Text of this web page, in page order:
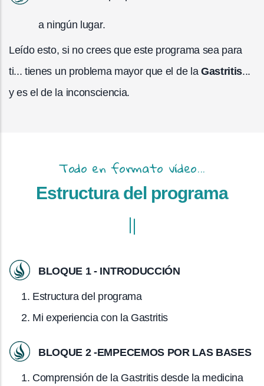
a ningún lugar.
Leído esto, si no crees que este programa sea para
ti... tienes un problema mayor que el de la Gastritis...
y es el de la inconsciencia.
Todo en formato vídeo...
Estructura del programa
BLOQUE 1 - INTRODUCCIÓN
Estructura del programa
Mi experiencia con la Gastritis
BLOQUE 2 -EMPECEMOS POR LAS BASES
Comprensión de la Gastritis desde la medicina